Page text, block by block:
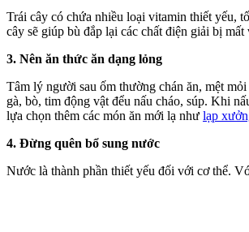
Trái cây có chứa nhiều loại vitamin thiết yếu,
cây sẽ giúp bù đắp lại các chất điện giải bị
3. Nên ăn thức ăn dạng lỏng
Tâm lý người sau ốm thường chán ăn, mệt
gà, bò, tim động vật đểu nấu cháo, súp. Khi
lựa chọn thêm các món ăn mới lạ như lạp
4. Đừng quên bổ sung nước
Nước là thành phần thiết yếu đối với cơ thể.